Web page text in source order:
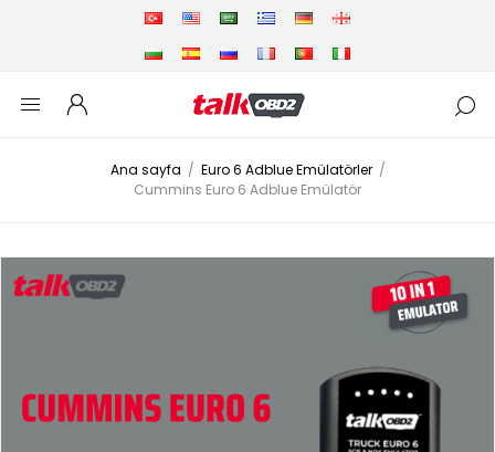
Ana sayfa / Euro 6 Adblue Emülatörler /
Cummins Euro 6 Adblue Emülatör